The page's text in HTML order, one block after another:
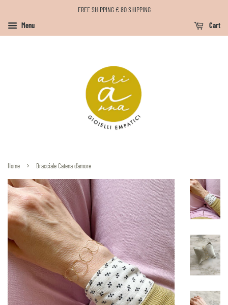
FREE SHIPPING € 80 SHIPPING
Menu
Cart
Home › Bracciale Catena d’amore